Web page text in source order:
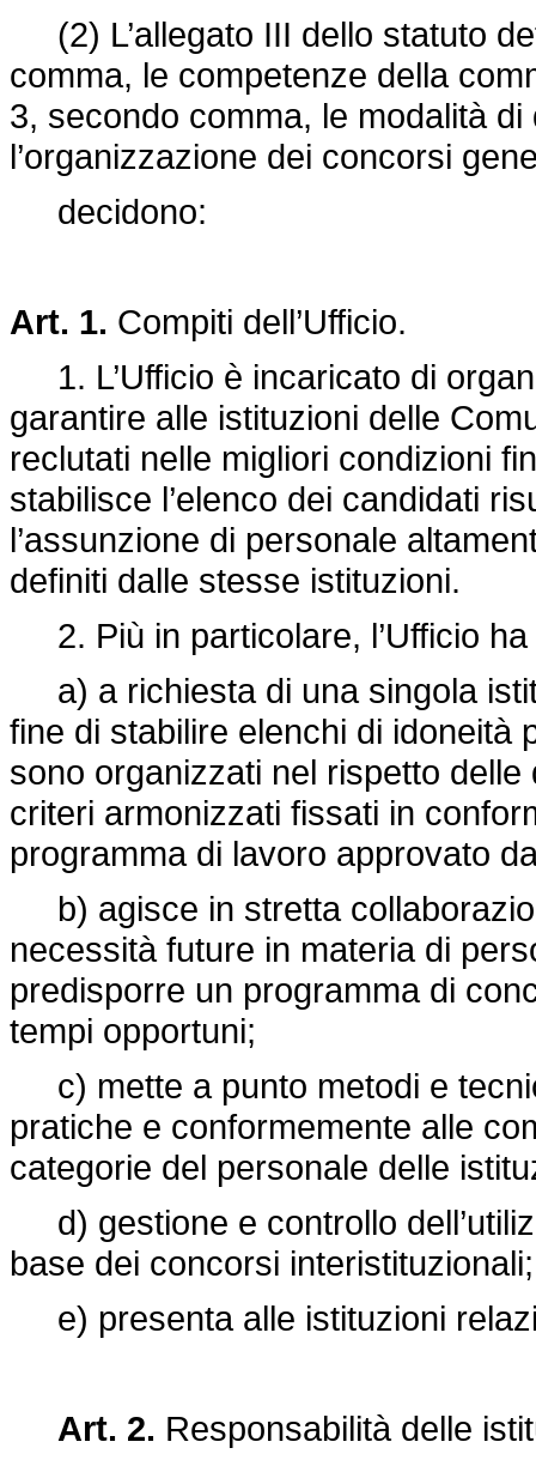
(2) L’allegato III dello statuto
comma, le competenze della
3, secondo comma, le modalità
l’organizzazione dei concorsi
decidono:
Art. 1. Compiti dell’Ufficio.
1. L’Ufficio è incaricato di
garantire alle istituzioni delle
reclutati nelle migliori condizioni
stabilisce l’elenco dei candidati
l’assunzione di personale
definiti dalle stesse istituzioni.
2. Più in particolare, l’Ufficio
a) a richiesta di una singola
fine di stabilire elenchi di idoneità
sono organizzati nel rispetto
criteri armonizzati fissati in
programma di lavoro approvato
b) agisce in stretta
necessità future in materia di
predisporre un programma di
tempi opportuni;
c) mette a punto metodi e
pratiche e conformemente alle
categorie del personale delle
d) gestione e controllo
base dei concorsi interistituzionali;
e) presenta alle istituzioni
Art. 2. Responsabilità delle